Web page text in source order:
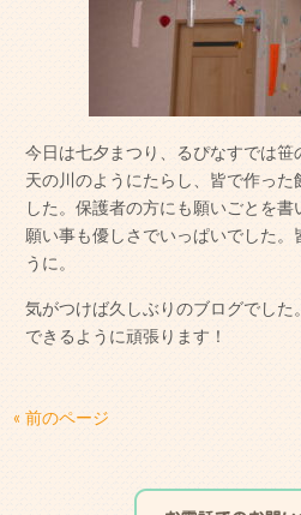
今日は七夕まつり、るぴなすでは笹
天の川のようにたらし、皆で作った
した。保護者の方にも願いごとを
願い事も優しさでいっぱいでした。
うに。
気がつけば久しぶりのブログでし
できるように頑張ります！
« 前のページ